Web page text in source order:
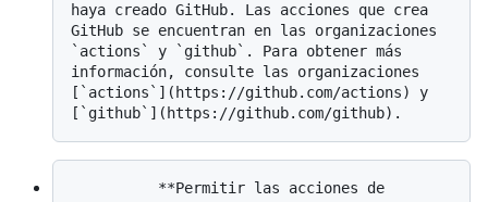
haya creado GitHub. Las acciones que crea
GitHub se encuentran en las organizaciones
`actions` y `github`. Para obtener más
información, consulte las organizaciones
[`actions`](https://github.com/actions) y